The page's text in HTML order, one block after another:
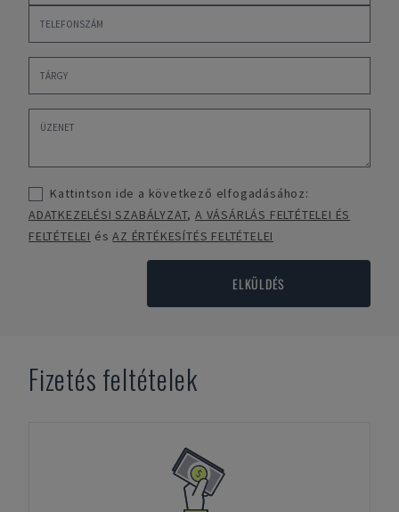
Kattintson ide a következő elfogadásához:
ADATKEZELÉSI SZABÁLYZAT,A VÁSÁRLÁS FELTÉTELEI ÉS
FELTÉTELEI ésAZ ÉRTÉKESÍTÉS FELTÉTELEI
ELKÜLDÉS
Fizetés feltételek